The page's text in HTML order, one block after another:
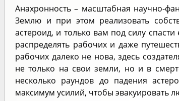
Анахронность – масштабная научно-
Землю и при этом реализовать
астероид, и только вам под силу
распределять рабочих и даже
рабочих далеко не нова, здесь
не только на свои земли, но и в
несколько раундов до падения
максимум усилий, чтобы эвакуировать